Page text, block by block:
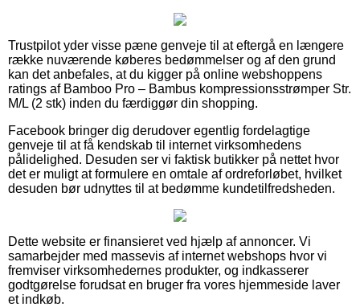
Trustpilot yder visse pæne genveje til at eftergå en længere
række nuværende køberes bedømmelser og af den grund
kan det anbefales, at du kigger på online webshoppens
ratings af Bamboo Pro – Bambus kompressionsstrømper Str.
M/L (2 stk) inden du færdiggør din shopping.
Facebook bringer dig derudover egentlig fordelagtige
genveje til at få kendskab til internet virksomhedens
pålidelighed. Desuden ser vi faktisk butikker på nettet hvor
det er muligt at formulere en omtale af ordreforløbet, hvilket
desuden bør udnyttes til at bedømme kundetilfredsheden.
Dette website er finansieret ved hjælp af annoncer. Vi
samarbejder med massevis af internet webshops hvor vi
fremviser virksomhedernes produkter, og indkasserer
godtgørelse forudsat en bruger fra vores hjemmeside laver
et indkøb.